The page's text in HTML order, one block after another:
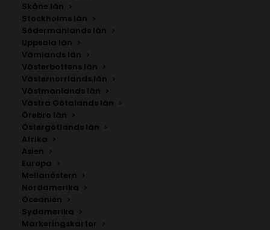
Skåne län
Stockholms län
Södermanlands län
Uppsala län
Vämlands län
Västerbottens län
Västernorrlands län
Västmanlands län
Västra Götalands län
Örebro län
Östergötlands län
Afrika
Asien
Europa
Mellanöstern
Nordamerika
Oceanien
Sydamerika
Markeringskartor
Foča
Storlek
Stil
350.00 kr